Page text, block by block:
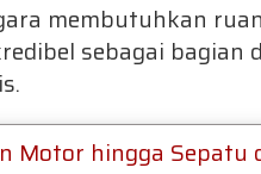
membutuhkan
sebagai
Motor hingga Sepatu